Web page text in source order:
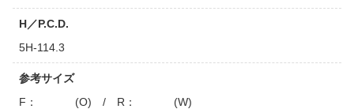
H／P.C.D.
5H-114.3
参考サイズ
F： (O) / R： (W)